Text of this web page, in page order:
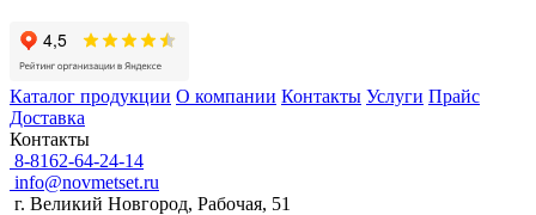
Каталог продукции О компании Контакты Услуги Прайс
Доставка
Контакты
8-8162-64-24-14
info@novmetset.ru
г. Великий Новгород, Рабочая, 51